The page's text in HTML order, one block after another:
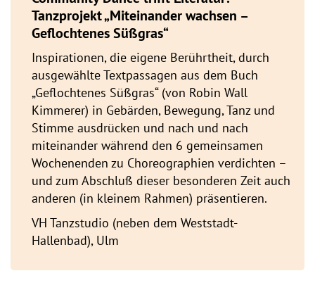
Tanzprojekt „Miteinander wachsen –
Geflochtenes Süßgras“
Inspirationen, die eigene Berührtheit, durch
ausgewählte Textpassagen aus dem Buch
„Geflochtenes Süßgras“ (von Robin Wall
Kimmerer) in Gebärden, Bewegung, Tanz und
Stimme ausdrücken und nach und nach
miteinander während den 6 gemeinsamen
Wochenenden zu Choreographien verdichten –
und zum Abschluß dieser besonderen Zeit auch
anderen (in kleinem Rahmen) präsentieren.
VH Tanzstudio (neben dem Weststadt-
Hallenbad), Ulm